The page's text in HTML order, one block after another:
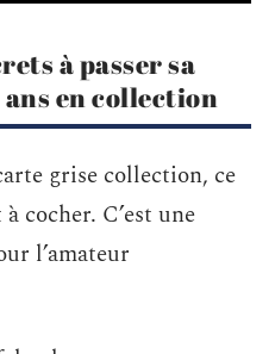
à passer sa
en collection
grise collection, ce
cocher. C’est une
l’amateur